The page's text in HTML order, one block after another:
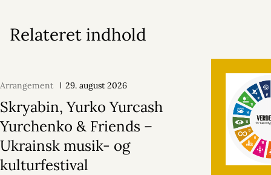
Relateret indhold
Arrangement 29. august 2026
Skryabin, Yurko Yurcash
Yurchenko & Friends –
Ukrainsk musik- og
kulturfestival